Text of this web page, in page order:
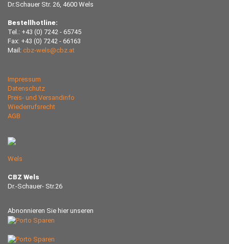
Dr.Schauer Str. 26, 4600 Wels
Bestellhotline:
Tel.: +43 (0) 7242 - 65745
Fax: +43 (0) 7242 - 66163
Mail: cbz-wels@cbz.at
Impressum
Datenschutz
Preis- und Versandinfo
Wiederrufsrecht
AGB
Wels
CBZ Wels
Dr.-Schauer- Str.26
Abnonnieren Sie hier unseren